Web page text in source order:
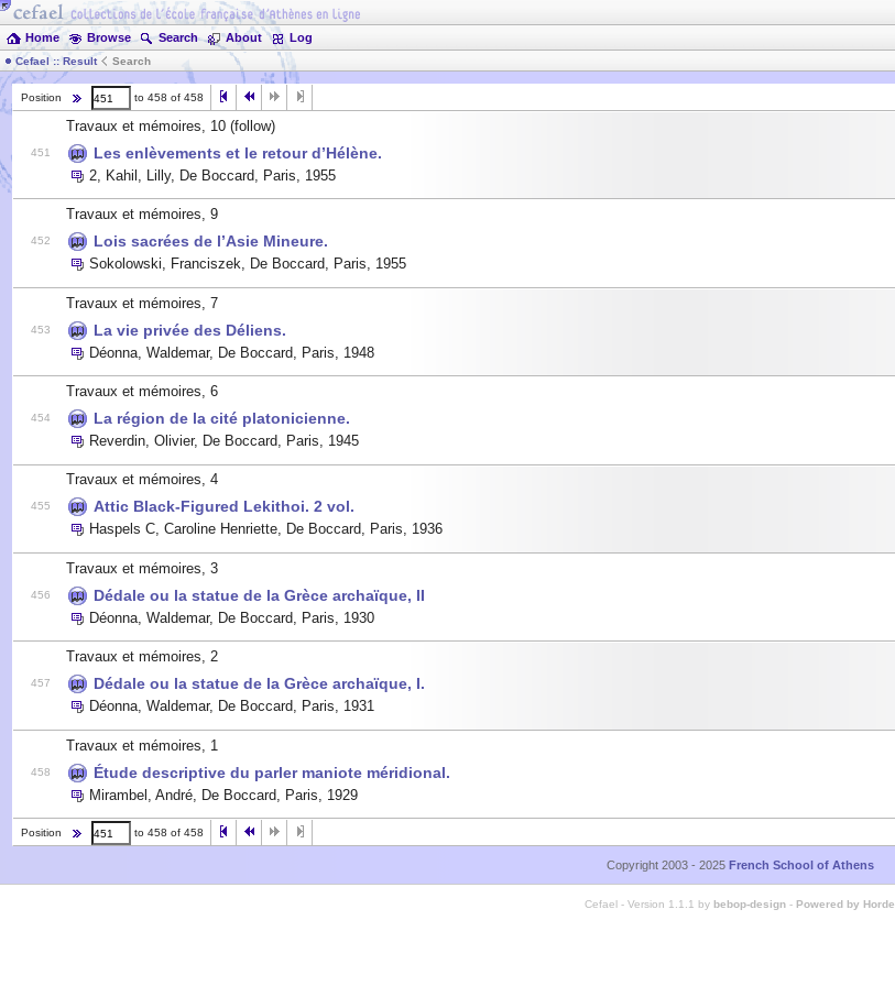
Home Browse Search About Log
Cefael :: Result Search
Position to 458 of 458
Travaux et mémoires, 10 (follow)
451 Les enlèvements et le retour d’Hélène.
2 Kahil, Lilly, De Boccard, Paris 1955
Travaux et mémoires, 9
452 Lois sacrées de l’Asie Mineure.
Sokolowski, Franciszek, De Boccard, Paris, 1955
Travaux et mémoires, 7
453 La vie privée des Déliens.
Déonna, Waldemar, De Boccard, Paris 1948
Travaux et mémoires, 6
454 La région de la cité platonicienne.
Reverdin, Olivier, De Boccard, Paris 1945
Travaux et mémoires, 4
455 Attic Black-Figured Lekithoi. 2 vol.
Haspels C, Caroline Henriette, De Boccard, Paris, 1936
Travaux et mémoires, 3
456 Dédale ou la statue de la Grèce archaïque, II
Déonna, Waldemar, De Boccard, Paris 1930
Travaux et mémoires, 2
457 Dédale ou la statue de la Grèce archaïque, I.
Déonna, Waldemar, De Boccard, Paris, 1931
Travaux et mémoires, 1
458 Étude descriptive du parler maniote méridional.
Mirambel, André De Boccard, Paris 1929
Position to 458 of 458
Copyright 2003 - 2025 French School of Athens
Cefael - Version 1.1.1 by bebop-design - Powered by Horde